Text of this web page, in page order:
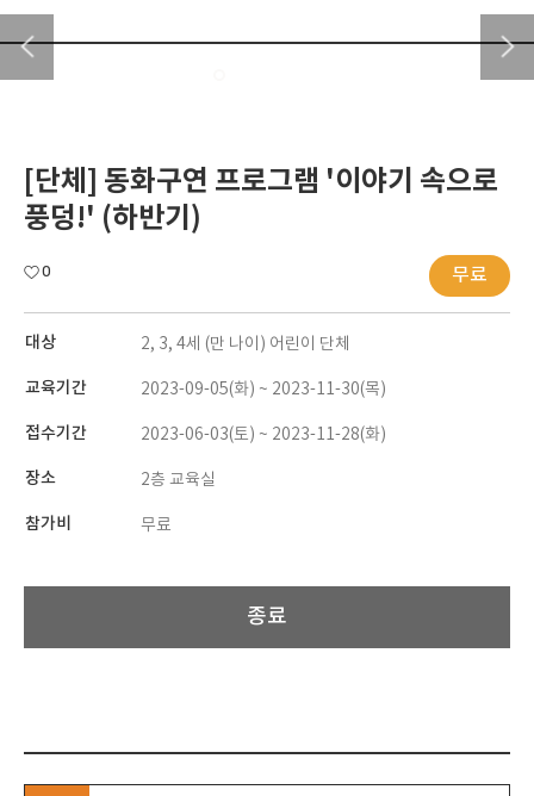
[단체] 동화구연 프로그램 '이야기 속으로
풍덩!' (하반기)
0 무료
대상 2, 3, 4세 (만 나이) 어린이 단체
교육기간 2023-09-05(화) ~ 2023-11-30(목)
접수기간 2023-06-03(토) ~ 2023-11-28(화)
장소 2층 교육실
참가비 무료
종료